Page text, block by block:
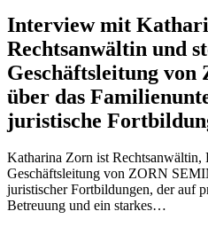
Interview mit
Rechtsanwältin und
Geschäftsleitung
über das
juristische
Katharina Zorn ist Rechtsanwältin,
Geschäftsleitung von ZORN
juristischer Fortbildungen, der auf
Betreuung und ein starkes…